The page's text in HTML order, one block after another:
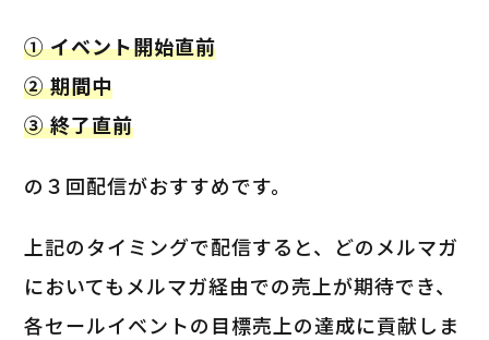
① イベント開始直前
② 期間中
③ 終了直前
の３回配信がおすすめです。
上記のタイミングで配信すると、どのメルマガ
においてもメルマガ経由での売上が期待でき、
各セールイベントの目標売上の達成に貢献しま